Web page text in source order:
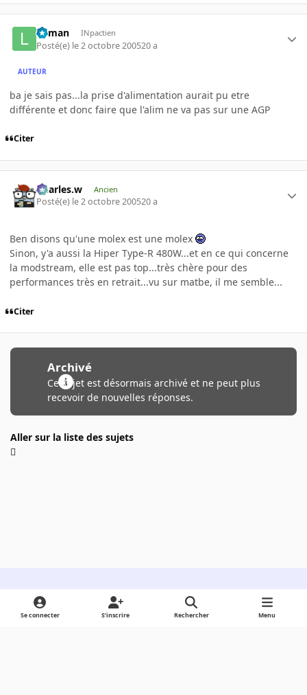
lolman INpactien
Posté(e) le 2 octobre 200520 a
AUTEUR
ba je sais pas...la prise d'alimentation aurait pu etre
différente et donc faire que l'alim ne va pas sur une AGP
Citer
Charles.w Ancien
Posté(e) le 2 octobre 200520 a
Ben disons qu'une molex est une molex
Sinon, y'a aussi la Hiper Type-R 480W...et en ce qui concerne
la modstream, elle est pas top...très chère pour des
performances très en retrait...vu sur matbe, il me semble...
Citer
Archivé
Ce sujet est désormais archivé et ne peut plus
recevoir de nouvelles réponses.
Aller sur la liste des sujets
Light ModeDark ModeSystem Preference
Se connecter S’inscrire Rechercher Menu